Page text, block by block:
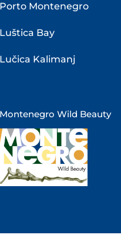
Porto Montenegro
Luštica Bay
Lučica Kalimanj
Montenegro Wild Beauty